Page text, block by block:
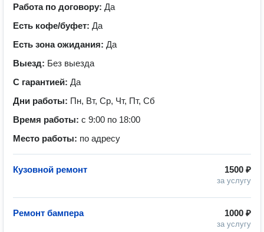
Работа по договору: Да
Есть кофе/буфет: Да
Есть зона ожидания: Да
Выезд: Без выезда
С гарантией: Да
Дни работы: Пн, Вт, Ср, Чт, Пт, Сб
Время работы: с 9:00 по 18:00
Место работы: по адресу
1500 ₽
за услугу
Кузовной ремонт
1000 ₽
за услугу
Ремонт бампера